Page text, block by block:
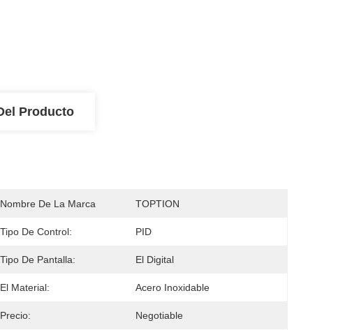
Producto
Nombre De La Marca TOPTION
Tipo De Control: PID
Tipo De Pantalla: El Digital
El Material: Acero Inoxidable
Precio: Negotiable